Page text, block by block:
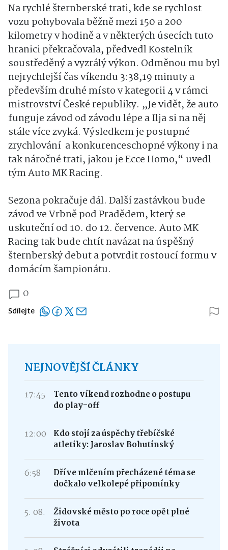
Na rychlé šternberské trati, kde se rychlost
vozu pohybovala běžně mezi 150 a 200
kilometry v hodině a v některých úsecích tuto
hranici překračovala, předvedl Kostelník
soustředěný a vyzrálý výkon. Odměnou mu byl
nejrychlejší čas víkendu 3:38,19 minuty a
především druhé místo v kategorii 4 v rámci
mistrovství České republiky. „Je vidět, že auto
funguje závod od závodu lépe a Ilja si na něj
stále více zvyká. Výsledkem je postupné
zrychlování a konkurenceschopné výkony i na
tak náročné trati, jakou je Ecce Homo,“ uvedl
tým Auto MK Racing.
Sezona pokračuje dál. Další zastávkou bude
závod ve Vrbně pod Pradědem, který se
uskuteční od 10. do 12. července. Auto MK
Racing tak bude chtít navázat na úspěšný
šternberský debut a potvrdit rostoucí formu v
domácím šampionátu.
0
Sdílejte
NEJNOVĚJŠÍ ČLÁNKY
17:45
Tento víkend rozhodne o postupu
do play-off
12:00
Kdo stojí za úspěchy třebíčské
atletiky: Jaroslav Bohutínský
6:58
Dříve mlčením přecházené téma se
dočkalo velkolepé připomínky
5. 08.
Židovské město po roce opět plné
života